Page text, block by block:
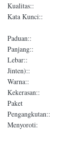
Kualitas::
Kata Kunci::
Paduan::
Panjang::
Lebar::
Jinten)::
Warna::
Kekerasan::
Paket
Pengangkutan::
Menyoroti: